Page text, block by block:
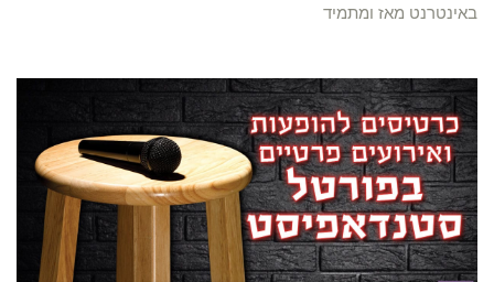
באינטרנט מאז ומתמיד